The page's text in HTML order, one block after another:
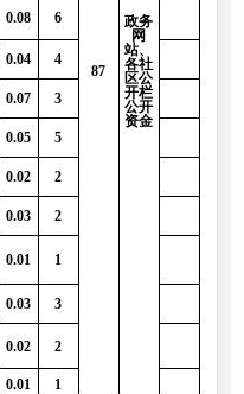
87
政务
网
站、
各社
区公
开栏
公开
资金
0.08 6
0.04
4
0.07
3
0.05
5
0.02
2
0.03 2
0.01 1
0.03
3
0.02
2
0.01 1